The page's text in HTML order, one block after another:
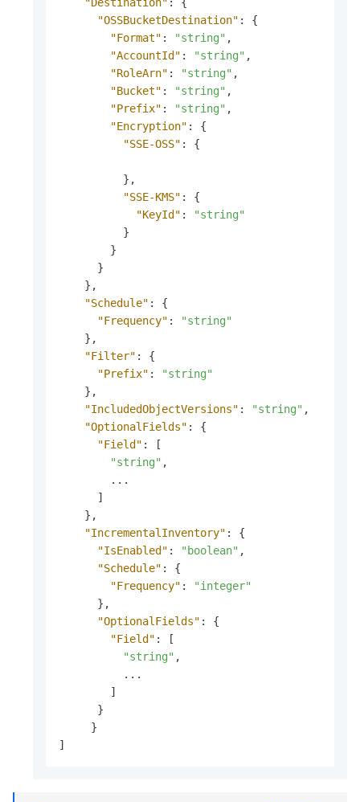
"OSSBucketDestination" :
{
"Format" : "string" ,
"AccountId" : "string" ,
"RoleArn" : "string" ,
"Bucket" : "string" ,
"Prefix" : "string" ,
"Encryption" :
{
"SSE-OSS" : {
} ,
"SSE-KMS" :
{
"KeyId" :
"string"
}
}
}
} ,
"Schedule" :
{
"Frequency" :
"string"
} ,
"Filter" :
{
"Prefix" :
"string"
} ,
"IncludedObjectVersions" : "string" ,
"OptionalFields" :
{
"Field" :
[
"string" ,
        ...
]
} ,
"IncrementalInventory" :
{
"IsEnabled" : "boolean" ,
"Schedule" :
{
"Frequency" :
"integer"
} ,
"OptionalFields" :
{
"Field" :
[
"string" ,
          ...
]
}
}
]